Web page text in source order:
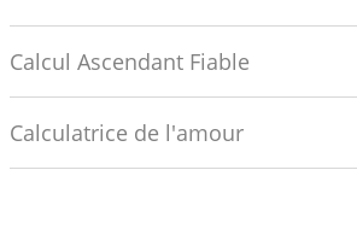
Calcul Ascendant Fiable
Calculatrice de l'amour